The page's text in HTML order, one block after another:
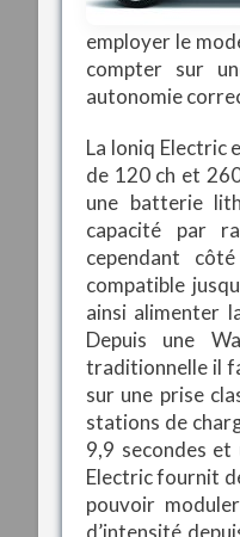
employer le
compter sur
autonomie
La Ioniq Electric
de 120 ch et
une batterie
capacité par
cependant
compatible
ainsi alimenter
Depuis une
traditionnelle il
sur une prise
stations de
9,9 secondes
Electric fournit
pouvoir
d’intensité